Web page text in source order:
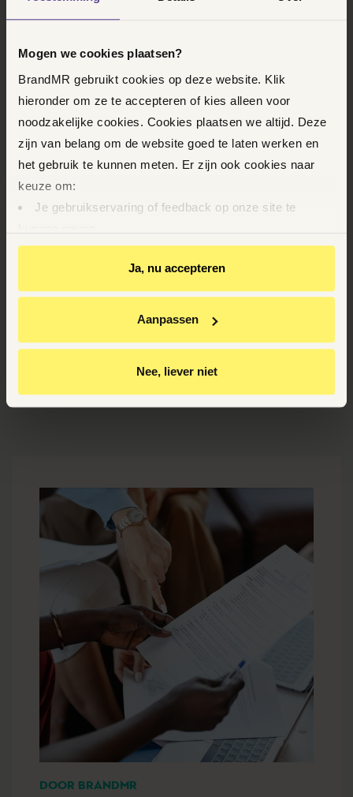
Mogen we cookies plaatsen?
BrandMR gebruikt cookies op deze website. Klik
hieronder om ze te accepteren of kies alleen voor
noodzakelijke cookies. Cookies plaatsen we altijd. Deze
zijn van belang om de website goed te laten werken en
het gebruik te kunnen meten. Er zijn ook cookies naar
keuze om:
Je gebruikservaring of feedback op onze site te
Op basis van je gedrag je relevantere informatie op
onze website en via e-mails te kunnen geven
Youtube-video’s te kunnen bekijken
Relevante aanbiedingen van BrandMR op andere sites
Door op ‘Ja, nu accepteren’ te klikken ga je akkoord met
Ja, nu accepteren
Aanpassen
Nee, liever niet
WERK EN INKOMEN |
VASTSTELLINGSOVEREENKOMST,
ZWANGER EN
ONTSLAGEN: WAT ZIJN
JOUW RECHTEN EN
WAT KUN JE NU DOEN?
ingrijpende situatie. Veel mensen denken dat
deze blog leggen we uit wat het opzegverbod
LEES MEER
DOOR BRANDMR